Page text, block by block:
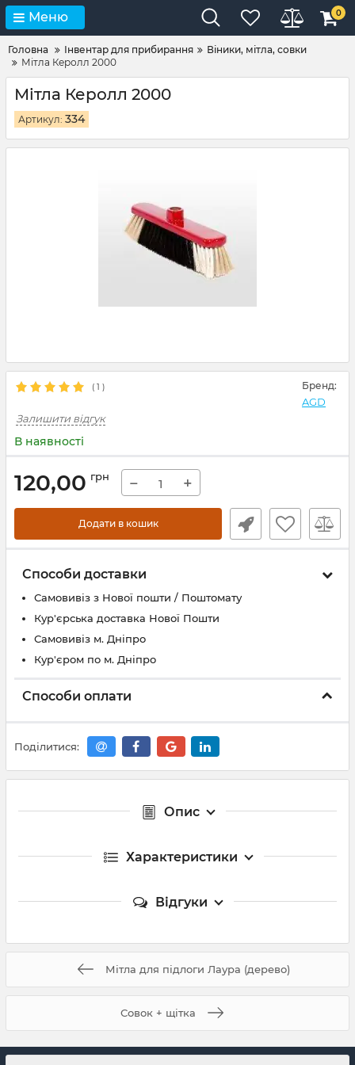
Меню 0
Головна Інвентар для прибирання
Віники, мітла, совки
Мітла Керолл 2000
Мітла Керолл 2000
Артикул: 334
( 1 ) Бренд:
AGD
Залишити відгук
В наявності
120,00 грн − +
Додати в кошик
Способи доставки
Самовивіз з Нової пошти / Поштомату
Кур'єрська доставка Нової Пошти
Самовивіз м. Дніпро
Кур'єром по м. Дніпро
Способи оплати
Поділитися:
Опис
Характеристики
Відгуки
Мітла для підлоги Лаура (дерево)
Совок + щітка